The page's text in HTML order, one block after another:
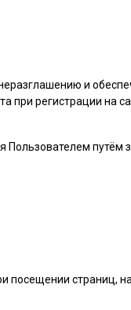
и
при регистрации на
Пользователем путём
посещении страниц,